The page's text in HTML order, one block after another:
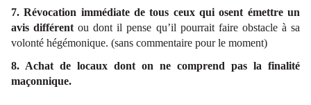
7. Révocation immédiate de tous ceux qui osent émettre un
avis différent ou dont il pense qu’il pourrait faire obstacle à sa
volonté hégémonique. (sans commentaire pour le moment)
8. Achat de locaux dont on ne comprend pas la finalité
maçonnique.